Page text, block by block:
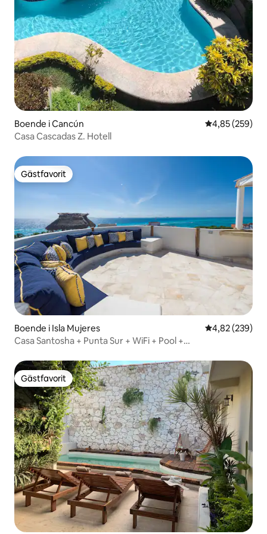
Boende i Cancún 4,85 av 5 i
4,85 (259)
Casa Cascadas Z. Hotell
Gästfavorit
Gästfavorit
Boende i Isla Mujeres 4,82 av 5 i
4,82 (239)
Casa Santosha + Punta Sur + WiFi + Pool +
Gästfavorit
Gästfavorit